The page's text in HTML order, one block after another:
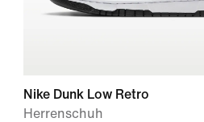
Nike Dunk Low Retro
Herrenschuh